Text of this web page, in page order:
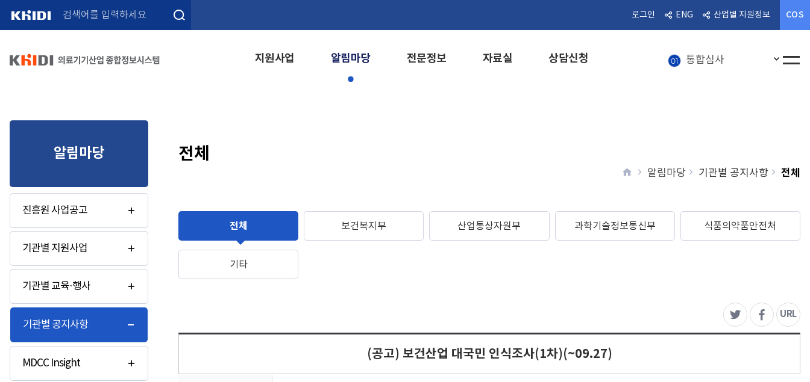
검색
로그인 ENG 산업별 지원정보 COS
지원사업 알림마당 전문정보 자료실 상담신청
알림마당
01 통합심사
06 뉴스레터
알림마당
인기
전체
알림마당
진흥원 사업공고
기관별 지원사업
기관별 교육·행사
기관별 공지사항
MDCC Insight
전체
home알림마당 기관별 공지사항 전체
전체 보건복지부 산업통상자원부 과학기술정보통신부 식품의약품안전처
기타
트위터페이스북
URL주
(공고) 보건산업 대국민 인식조사(1차)(~09.27)